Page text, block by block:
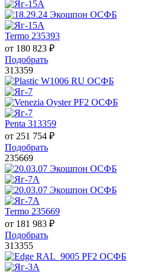
Termo 235393
от 180 823 ₽
Подобрать
313359
Penta 313359
от 251 754 ₽
Подобрать
235669
Termo 235669
от 181 983 ₽
Подобрать
313355